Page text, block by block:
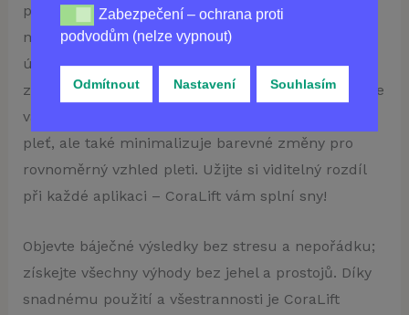
Zabezpečení – ochrana proti podvodům (nelze
Zabezpečení – ochrana proti
podvodům (nelze vypnout)
Odmítnout Nastavení Souhlasím
probiotik a antioxidantů vyživuje pokožku až do
nejhlubších vrstev, čímž zajišťuje ještě trvalejší
účinky. CoraLift revitalizuje a hydratuje pokožku a
zanechává ji jemnější než kdykoli předtím. Nejenže
vám tento přípravek bez námahy dodá zdravější
pleť, ale také minimalizuje barevné změny pro
rovnoměrný vzhled pleti. Užijte si viditelný rozdíl
při každé aplikaci – CoraLift vám splní sny!
Objevte báječné výsledky bez stresu a nepořádku;
získejte všechny výhody bez jehel a prostojů. Díky
snadnému použití a všestrannosti je CoraLift